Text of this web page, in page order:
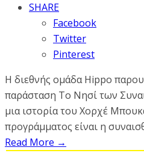
SHARE
Facebook
Twitter
Pinterest
Η διεθνής ομάδα Hippo
παράσταση Το Νησί των
μια ιστορία του Χορχέ
προγράμματος είναι η
Read More →